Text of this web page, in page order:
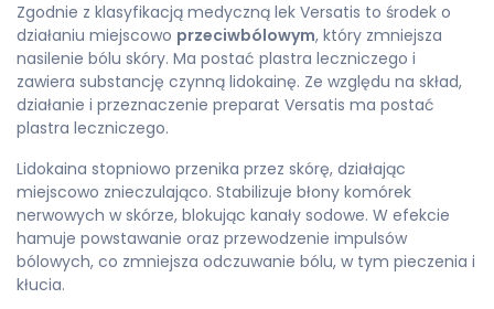
Zgodnie z klasyfikacją medyczną lek Versatis to środek o
działaniu miejscowo przeciwbólowym, który zmniejsza
nasilenie bólu skóry. Ma postać plastra leczniczego i
zawiera substancję czynną lidokainę. Ze względu na skład,
działanie i przeznaczenie preparat Versatis ma postać
plastra leczniczego.
Lidokaina stopniowo przenika przez skórę, działając
miejscowo znieczulająco. Stabilizuje błony komórek
nerwowych w skórze, blokując kanały sodowe. W efekcie
hamuje powstawanie oraz przewodzenie impulsów
bólowych, co zmniejsza odczuwanie bólu, w tym pieczenia i
kłucia.